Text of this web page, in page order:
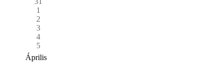
1
2
3
4
5
Április